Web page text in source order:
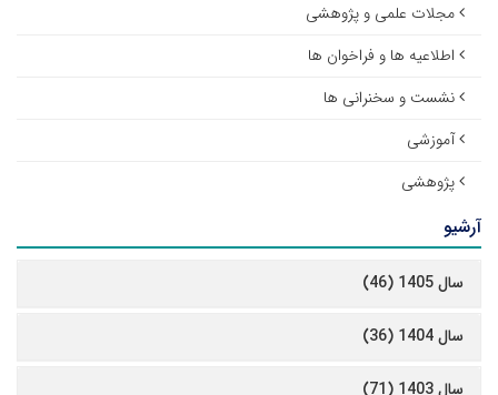
مجلات علمی و پژوهشی
اطلاعیه ها و فراخوان ها
نشست و سخنرانی ها
آموزشی
پژوهشی
آرشیو
سال 1405 (46)
سال 1404 (36)
سال 1403 (71)